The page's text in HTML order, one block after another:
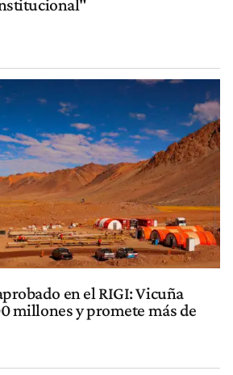
en el RIGI: Vicuña
millones y promete más de